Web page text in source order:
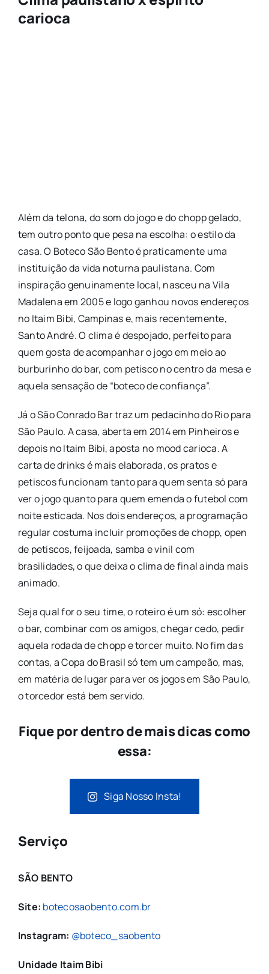
carioca
Além da telona, do som do jogo e do chopp gelado,
tem outro ponto que pesa na escolha: o estilo da
casa. O Boteco São Bento é praticamente uma
instituição da vida noturna paulistana. Com
inspiração genuinamente local, nasceu na Vila
Madalena em 2005 e logo ganhou novos endereços
no Itaim Bibi, Campinas e, mais recentemente,
Santo André. O clima é despojado, perfeito para
quem gosta de acompanhar o jogo em meio ao
burburinho do bar, com petisco no centro da mesa e
aquela sensação de “boteco de confiança”.
Já o São Conrado Bar traz um pedacinho do Rio para
São Paulo. A casa, aberta em 2014 em Pinheiros e
depois no Itaim Bibi, aposta no mood carioca. A
carta de drinks é mais elaborada, os pratos e
petiscos funcionam tanto para quem senta só para
ver o jogo quanto para quem emenda o futebol com
noite esticada. Nos dois endereços, a programação
regular costuma incluir promoções de chopp, open
de petiscos, feijoada, samba e vinil com
brasilidades, o que deixa o clima de final ainda mais
animado.
Seja qual for o seu time, o roteiro é um só: escolher
o bar, combinar com os amigos, chegar cedo, pedir
aquela rodada de chopp e torcer muito. No fim das
contas, a Copa do Brasil só tem um campeão, mas,
em matéria de lugar para ver os jogos em São Paulo,
o torcedor está bem servido.
Fique por dentro de mais dicas como
essa:
Siga Nosso Insta!
Serviço
SÃO BENTO
Site: botecosaobento.com.br
Instagram: @boteco_saobento
Unidade Itaim Bibi